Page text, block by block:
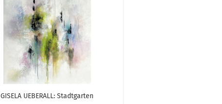
GISELA UEBERALL: Stadtgarten